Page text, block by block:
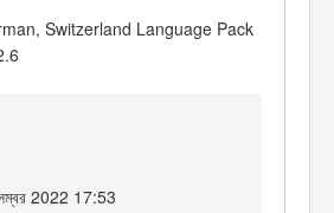
Switzerland Language Pack
2022 17:53